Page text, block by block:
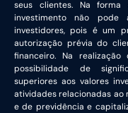
seus clientes. Na
investimento não
investidores, pois é um
autorização prévia do
financeiro. Na
possibilidade de
superiores aos valores
atividades relacionadas
e de previdência e